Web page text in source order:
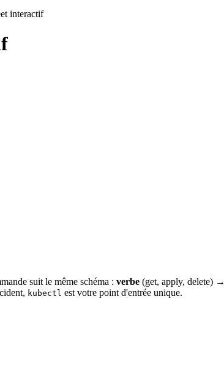
interactif
suit le même schéma : verbe (get, apply, delete) →
, kubectl est votre point d'entrée unique.